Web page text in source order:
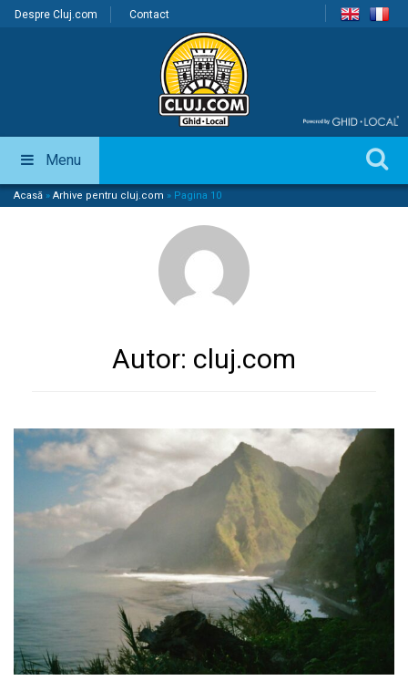
Despre Cluj.com Contact
Menu
Acasă » Arhive pentru cluj.com » Pagina 10
Autor: cluj.com